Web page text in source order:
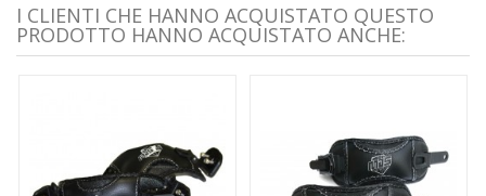
I CLIENTI CHE HANNO ACQUISTATO QUESTO
PRODOTTO HANNO ACQUISTATO ANCHE: